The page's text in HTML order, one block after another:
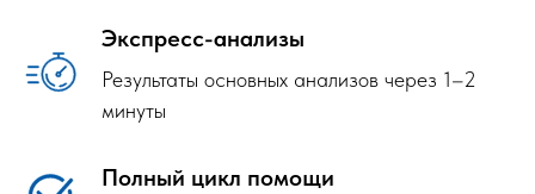
Экспресс-анализы
Результаты основных анализов через 1–2
минуты
Полный цикл помощи